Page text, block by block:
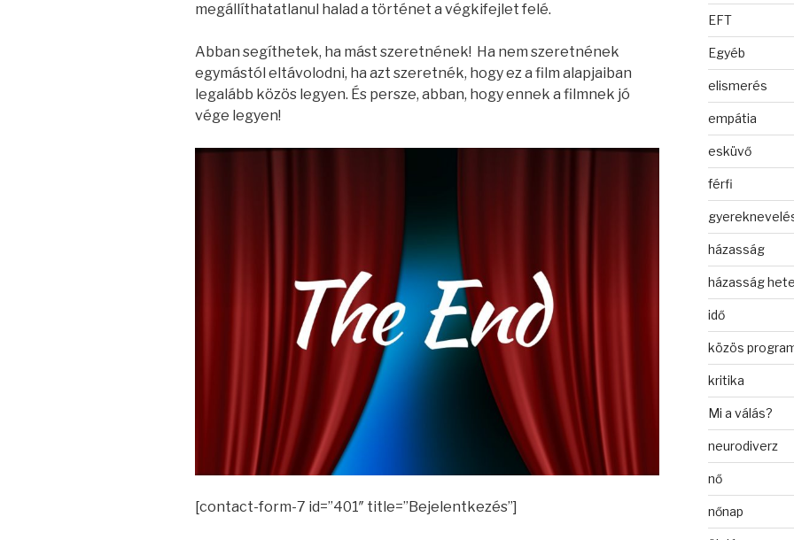
megállíthatatlanul halad a történet a végkifejlet felé.
Abban segíthetek, ha mást szeretnének! Ha nem szeretnének
egymástól eltávolodni, ha azt szeretnék, hogy ez a film alapjaiban
legalább közös legyen. És persze, abban, hogy ennek a filmnek jó
vége legyen!
[contact-form-7 id=”401″ title=”Bejelentkezés”]
EFT
Egyéb
elismerés
empátia
esküvő
férfi
házasság
házasság hete
idő
közös
kritika
Mi a válás?
neurodiverz
nő
nőnap